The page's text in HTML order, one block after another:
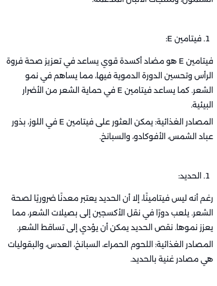
فيتامين E:
فيتامين E هو مضاد أكسدة قوي يساعد في تعزيز صحة فروة
الرأس وتحسين الدورة الدموية فيها، مما يساهم في نمو
الشعر. كما يساعد فيتامين E في حماية الشعر من الأضرار
البيئية.
المصادر الغذائية: يمكن العثور على فيتامين E في اللوز، بذور
عباد الشمس، الأفوكادو، والسبانخ.
الحديد:
رغم أنه ليس فيتامينًا، إلا أن الحديد يعتبر معدنًا ضروريًا لصحة
الشعر. يلعب دورًا في نقل الأكسجين إلى بصيلات الشعر، مما
يعزز نموها. نقص الحديد يمكن أن يؤدي إلى تساقط الشعر.
المصادر الغذائية: اللحوم الحمراء، السبانخ، العدس، والبقوليات
هي مصادر غنية بالحديد.